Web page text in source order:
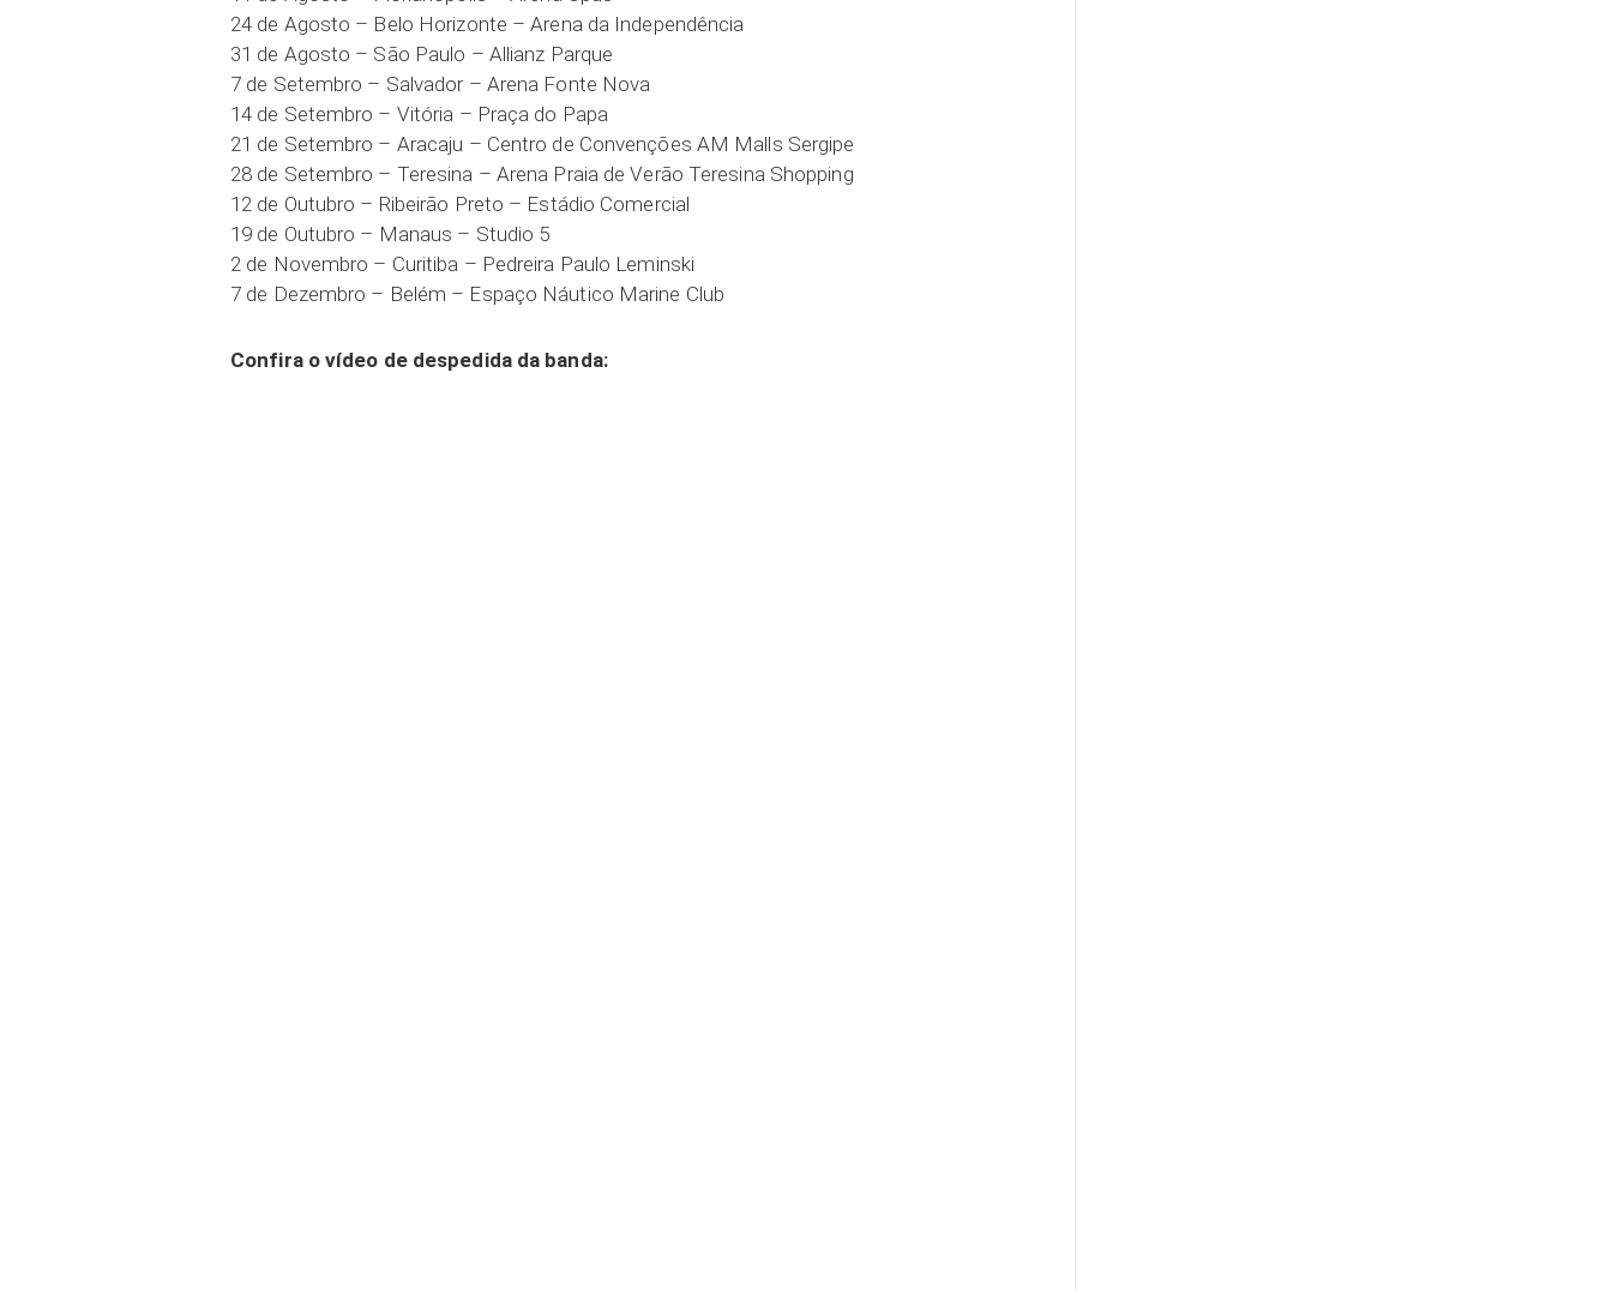
24 de Agosto – Belo Horizonte – Arena da Independência
31 de Agosto – São Paulo – Allianz Parque
7 de Setembro – Salvador – Arena Fonte Nova
14 de Setembro – Vitória – Praça do Papa
21 de Setembro – Aracaju – Centro de Convenções AM Malls Sergipe
28 de Setembro – Teresina – Arena Praia de Verão Teresina Shopping
12 de Outubro – Ribeirão Preto – Estádio Comercial
19 de Outubro – Manaus – Studio 5
2 de Novembro – Curitiba – Pedreira Paulo Leminski
7 de Dezembro – Belém – Espaço Náutico Marine Club
Confira o vídeo de despedida da banda: